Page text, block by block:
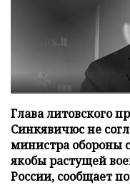
Глава литовского
Синкявичюс не
министра обороны
якобы растущей
России, сообщает